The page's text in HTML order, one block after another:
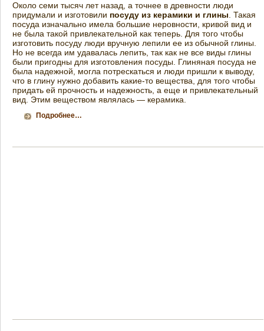
Около семи тысяч лет назад, а точнее в древности люди
придумали и изготовили посуду из керамики и глины . Такая
посуда изначально имела большие неровности, кривой вид и
не была такой привлекательной как теперь. Для того чтобы
изготовить посуду люди вручную лепили ее из обычной глины.
Но не всегда им удавалась лепить, так как не все виды глины
были пригодны для изготовления посуды. Глиняная посуда не
была надежной, могла потрескаться и люди пришли к выводу,
что в глину нужно добавить какие-то вещества, для того чтобы
придать ей прочность и надежность, а еще и привлекательный
вид. Этим веществом являлась — керамика.
Подробнее…